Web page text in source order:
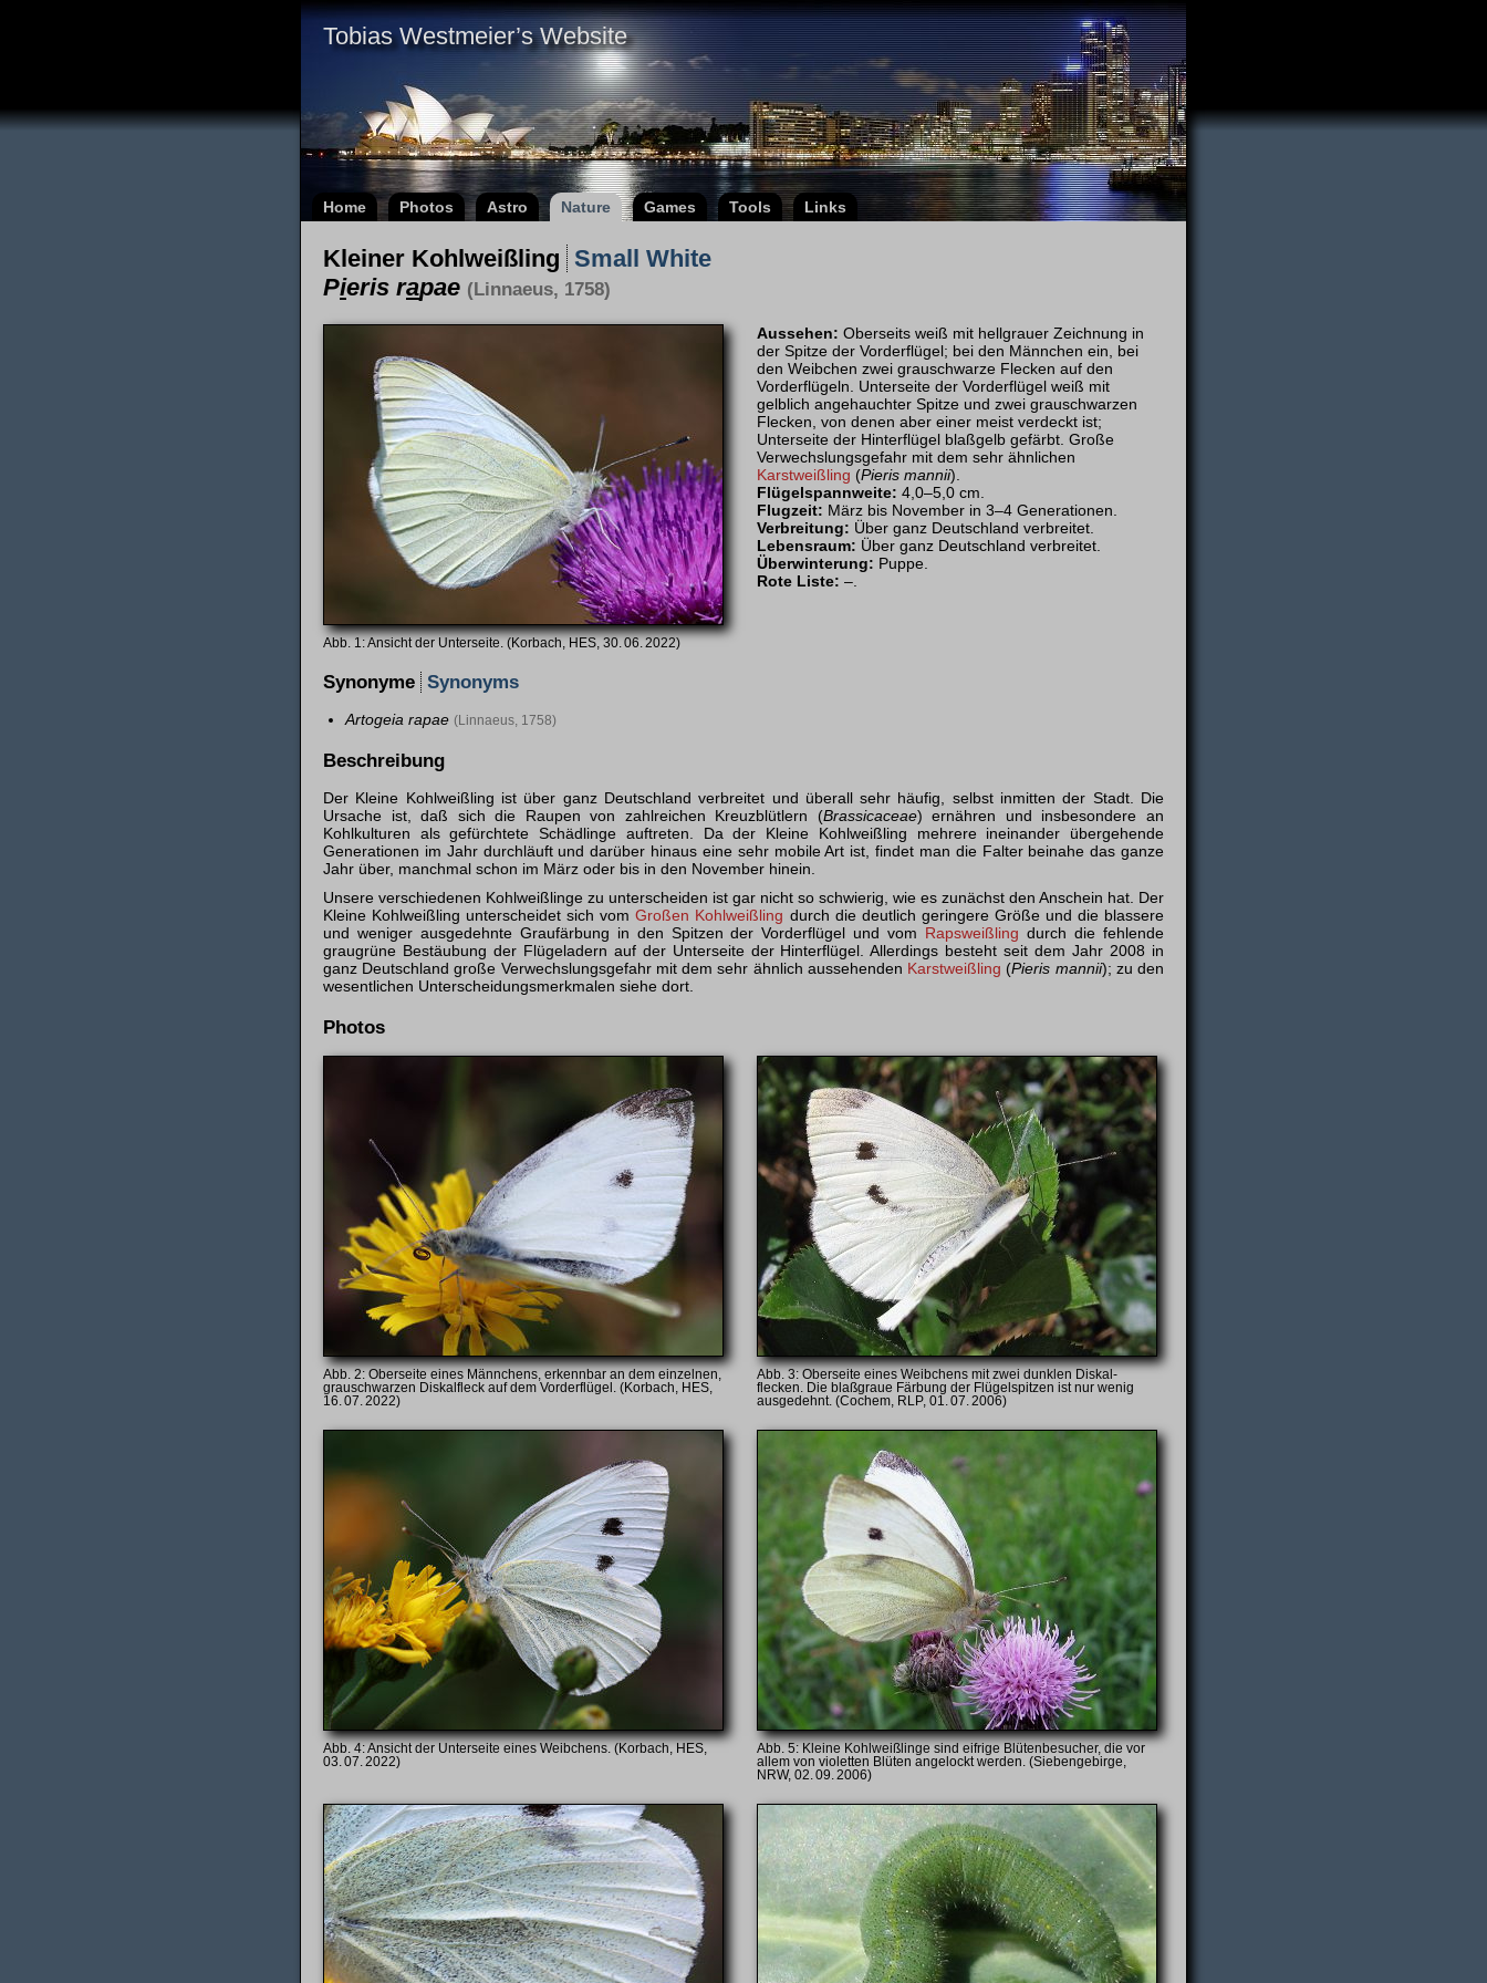
Tobias Westmeier’s Website
Home Photos Astro Nature Games Tools Links
Kleiner Kohlweißling Small White
Pieris rapae (Linnaeus, 1758)
Ansicht der Unterseite. (Korbach, HES, 30. 06. 2022)
Aussehen: Oberseits weiß mit hellgrauer Zeichnung in
der Spitze der Vorderflügel; bei den Männchen ein, bei
den Weibchen zwei grauschwarze Flecken auf den
Vorderflügeln. Unterseite der Vorderflügel weiß mit
gelblich angehauchter Spitze und zwei grauschwarzen
Flecken, von denen aber einer meist verdeckt ist;
Unterseite der Hinterflügel blaßgelb gefärbt. Große
Verwechslungsgefahr mit dem sehr ähnlichen
Karstweißling (Pieris mannii).
Flügelspannweite: 4,0–5,0 cm.
Flugzeit: März bis November in 3–4 Generationen.
Verbreitung: Über ganz Deutschland verbreitet.
Lebensraum: Über ganz Deutschland verbreitet.
Überwinterung: Puppe.
Rote Liste: –.
Synonyme Synonyms
Artogeia rapae (Linnaeus, 1758)
Beschreibung
Der Kleine Kohlweißling ist über ganz Deutschland verbreitet und überall sehr häufig, selbst inmitten der Stadt. Die
Ursache ist, daß sich die Raupen von zahlreichen Kreuzblütlern (Brassicaceae) ernähren und insbesondere an
Kohlkulturen als gefürchtete Schädlinge auftreten. Da der Kleine Kohlweißling mehrere ineinander übergehende
Generationen im Jahr durchläuft und darüber hinaus eine sehr mobile Art ist, findet man die Falter beinahe das ganze
Jahr über, manchmal schon im März oder bis in den November hinein.
Unsere verschiedenen Kohlweißlinge zu unterscheiden ist gar nicht so schwierig, wie es zunächst den Anschein hat. Der
Kleine Kohlweißling unterscheidet sich vomGroßen Kohlweißling durch die deutlich geringere Größe und die blassere
und weniger ausgedehnte Graufärbung in den Spitzen der Vorderflügel und vom Rapsweißling durch die fehlende
graugrüne Bestäubung der Flügeladern auf der Unterseite der Hinterflügel. Allerdings besteht seit dem Jahr 2008 in
ganz Deutschland große Ver­wechs­lungs­gefahr mit dem sehr ähnlich aussehenden Karstweißling (Pieris mannii); zu den
wesentlichen Unter­scheidungs­merkmalen siehe dort.
Photos
Oberseite eines Männchens, erkennbar an dem einzelnen,
grauschwarzen Diskalfleck auf dem Vorder­flügel. (Korbach, HES,
16. 07. 2022)
Oberseite eines Weibchens mit zwei dunklen Diskal­
flecken. Die blaßgraue Färbung der Flügelspitzen ist nur wenig
ausgedehnt. (Cochem, RLP, 01. 07. 2006)
Ansicht der Unterseite eines Weibchens. (Korbach, HES,
03. 07. 2022)
Kleine Kohlweißlinge sind eifrige Blütenbesucher, die vor
allem von violetten Blüten angelockt werden. (Siebengebirge,
NRW, 02. 09. 2006)